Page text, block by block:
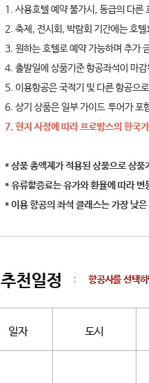
1. 사용호텔 예약 불가시, 동급의 다른
2. 축제, 전시회, 박람회 기간에는 호
3. 원하는 호텔로 예약 가능하며 추가
4. 출발일에 상품기준 항공좌석이 마
5. 이용항공은 국적기 및 다른 항공으
6. 상기 상품은 일부 가이드 투어가 포
7. 현지 사정에 따라 프로방스의 한국
* 상품 총액제가 적용된 상품으로 상
* 유류할증료는 유가와 환율에 따라 변
* 이용 항공의 좌석 클래스는 가장 낮
추천일정 : 항공사를 선택
일자 도시